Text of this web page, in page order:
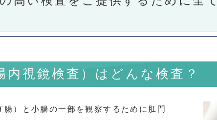
視鏡検査）はどんな検査？
）と小腸の一部を観察するために肛門